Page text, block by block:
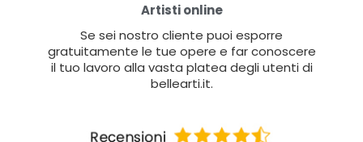
Artisti online
Se sei nostro cliente puoi esporre
gratuitamente le tue opere e far conoscere
il tuo lavoro alla vasta platea degli utenti di
bellearti.it.